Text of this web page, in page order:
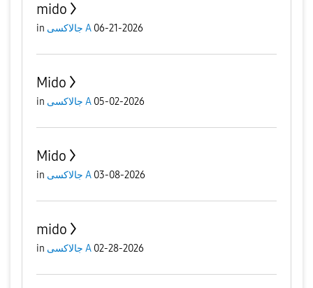
mido
in جالاكسى A 06-21-2026
Mido
in جالاكسى A 05-02-2026
Mido
in جالاكسى A 03-08-2026
mido
in جالاكسى A 02-28-2026